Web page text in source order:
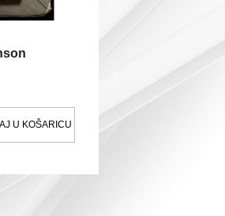
U KOŠARICU